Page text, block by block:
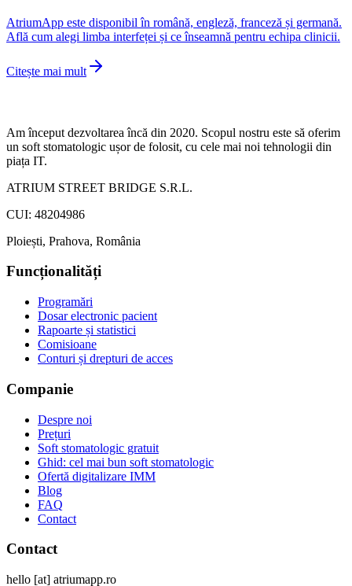
AtriumApp este disponibil în română, engleză, franceză și germană.
Află cum alegi limba interfeței și ce înseamnă pentru echipa clinicii.
Citește mai mult
Am început dezvoltarea încă din 2020. Scopul nostru este să oferim
un soft stomatologic ușor de folosit, cu cele mai noi tehnologii din
piața IT.
ATRIUM STREET BRIDGE S.R.L.
CUI: 48204986
Ploiești, Prahova, România
Funcționalități
Programări
Dosar electronic pacient
Rapoarte și statistici
Comisioane
Conturi și drepturi de acces
Companie
Despre noi
Prețuri
Soft stomatologic gratuit
Ghid: cel mai bun soft stomatologic
Ofertă digitalizare IMM
Blog
FAQ
Contact
Contact
hello [at] atriumapp.ro